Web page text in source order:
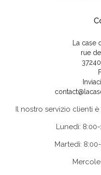
La case
rue
Il nostro servizio clienti
Lunedì: 8:00-
Martedì: